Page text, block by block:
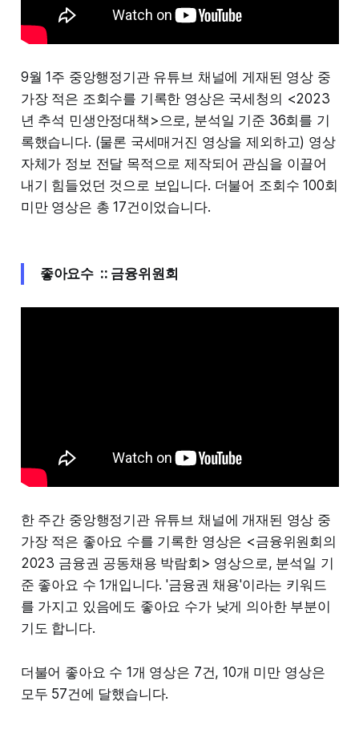
9월 1주 중앙행정기관 유튜브 채널에 게재된 영상 중
가장 적은 조회수를 기록한 영상은 국세청의 <2023
년 추석 민생안정대책>으로, 분석일 기준 36회를 기
록했습니다. (물론 국세매거진 영상을 제외하고) 영상
자체가 정보 전달 목적으로 제작되어 관심을 이끌어
내기 힘들었던 것으로 보입니다. 더불어 조회수 100회
미만 영상은 총 17건이었습니다.
좋아요수 :: 금융위원회
한 주간 중앙행정기관 유튜브 채널에 개재된 영상 중
가장 적은 좋아요 수를 기록한 영상은 <금융위원회의
2023 금융권 공동채용 박람회> 영상으로, 분석일 기
준 좋아요 수 1개입니다. '금융권 채용'이라는 키워드
를 가지고 있음에도 좋아요 수가 낮게 의아한 부분이
기도 합니다.
더불어 좋아요 수 1개 영상은 7건, 10개 미만 영상은
모두 57건에 달했습니다.